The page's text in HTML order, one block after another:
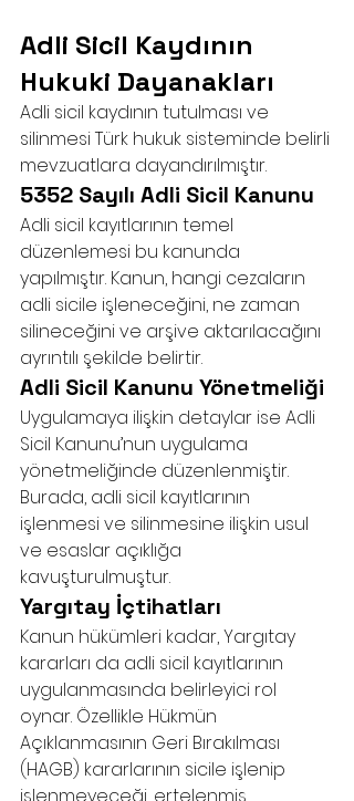
Adli Sicil Kaydının
Hukuki Dayanakları
Adli sicil kaydının tutulması ve
silinmesi Türk hukuk sisteminde belirli
mevzuatlara dayandırılmıştır.
5352 Sayılı Adli Sicil Kanunu
Adli sicil kayıtlarının temel
düzenlemesi bu kanunda
yapılmıştır. Kanun, hangi cezaların
adli sicile işleneceğini, ne zaman
silineceğini ve arşive aktarılacağını
ayrıntılı şekilde belirtir.
Adli Sicil Kanunu Yönetmeliği
Uygulamaya ilişkin detaylar ise Adli
Sicil Kanunu’nun uygulama
yönetmeliğinde düzenlenmiştir.
Burada, adli sicil kayıtlarının
işlenmesi ve silinmesine ilişkin usul
ve esaslar açıklığa
kavuşturulmuştur.
Yargıtay İçtihatları
Kanun hükümleri kadar, Yargıtay
kararları da adli sicil kayıtlarının
uygulanmasında belirleyici rol
oynar. Özellikle Hükmün
Açıklanmasının Geri Bırakılması
(HAGB) kararlarının sicile işlenip